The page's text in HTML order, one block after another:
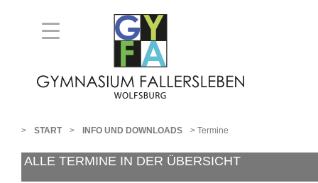
> START > INFO UND DOWNLOADS > Termine
ALLE TERMINE IN DER ÜBERSICHT